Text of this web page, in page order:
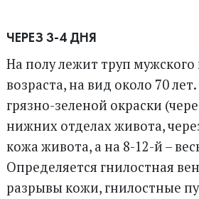
ЧЕРЕЗ 3-4 ДНЯ
На полу лежит труп
возраста, на вид около 70
грязно-зеленой окраски
нижних отделах живота,
кожа живота, а на 8-12-й –
Определяется гнилостная
разрывы кожи, гнилостные